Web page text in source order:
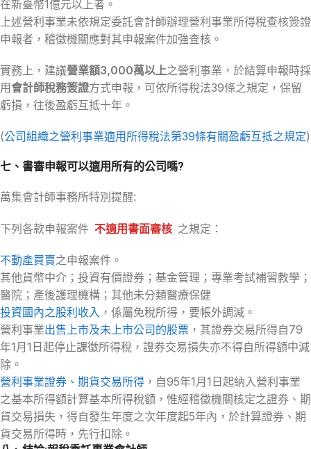
在新臺幣1億元以上者。
上述營利事業未依規定委託會計師辦理營利事業所得稅查核簽證
申報者，稽徵機關應對其申報案件加強查核。
實務上，建議營業額3,000萬以上之營利事業，於結算申報時採
用會計師稅務簽證方式申報，可依所得稅法39條之規定，保留
虧損，往後盈虧互抵十年。
(公司組織之營利事業適用所得稅法第39條有關盈虧互抵之規定)
七、書審申報可以適用所有的公司嗎?
萬集會計師事務所特別提醒:
下列各款申報案件 不適用書面審核 之規定：
不動產買賣之申報案件。
其他貨幣中介；投資有價證券；基金管理；專業考試補習教學；
醫院；產後護理機構；其他未分類醫療保健
投資國內之股利收入 ，係屬免稅所得，要帳外調減。
營利事業出售上市及未上市公司的股票 ，其證券交易所得自79
年1月1日起停止課徵所得稅，證券交易損失亦不得自所得額中減
除。
營利事業證券、期貨交易所得 ，自95年1月1日起納入營利事業
之基本所得額計算基本所得稅額，惟經稽徵機關核定之證券、期
貨交易損失，得自發生年度之次年度起5年內，於計算證券、期
貨交易所得時，先行扣除。